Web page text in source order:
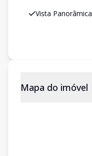
Vista Panorâmica
Mapa do imóvel